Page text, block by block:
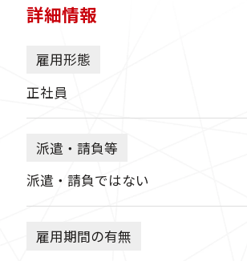
詳細情報
雇用形態
正社員
派遣・請負等
派遣・請負ではない
雇用期間の有無